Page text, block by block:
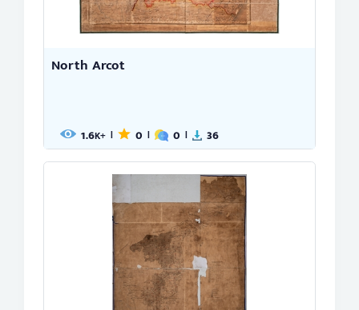
North Arcot
1.6K+ | 0 | 0 | 36